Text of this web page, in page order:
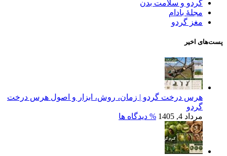
گردو و سلامت بدن
مجلۀ بادام
مغز گردو
پست‌های اخیر
هرس درخت گردو | زمان، روش، ابزار و اصول هرس درخت
گردو
مرداد 4, 1405
% دیدگاه ها